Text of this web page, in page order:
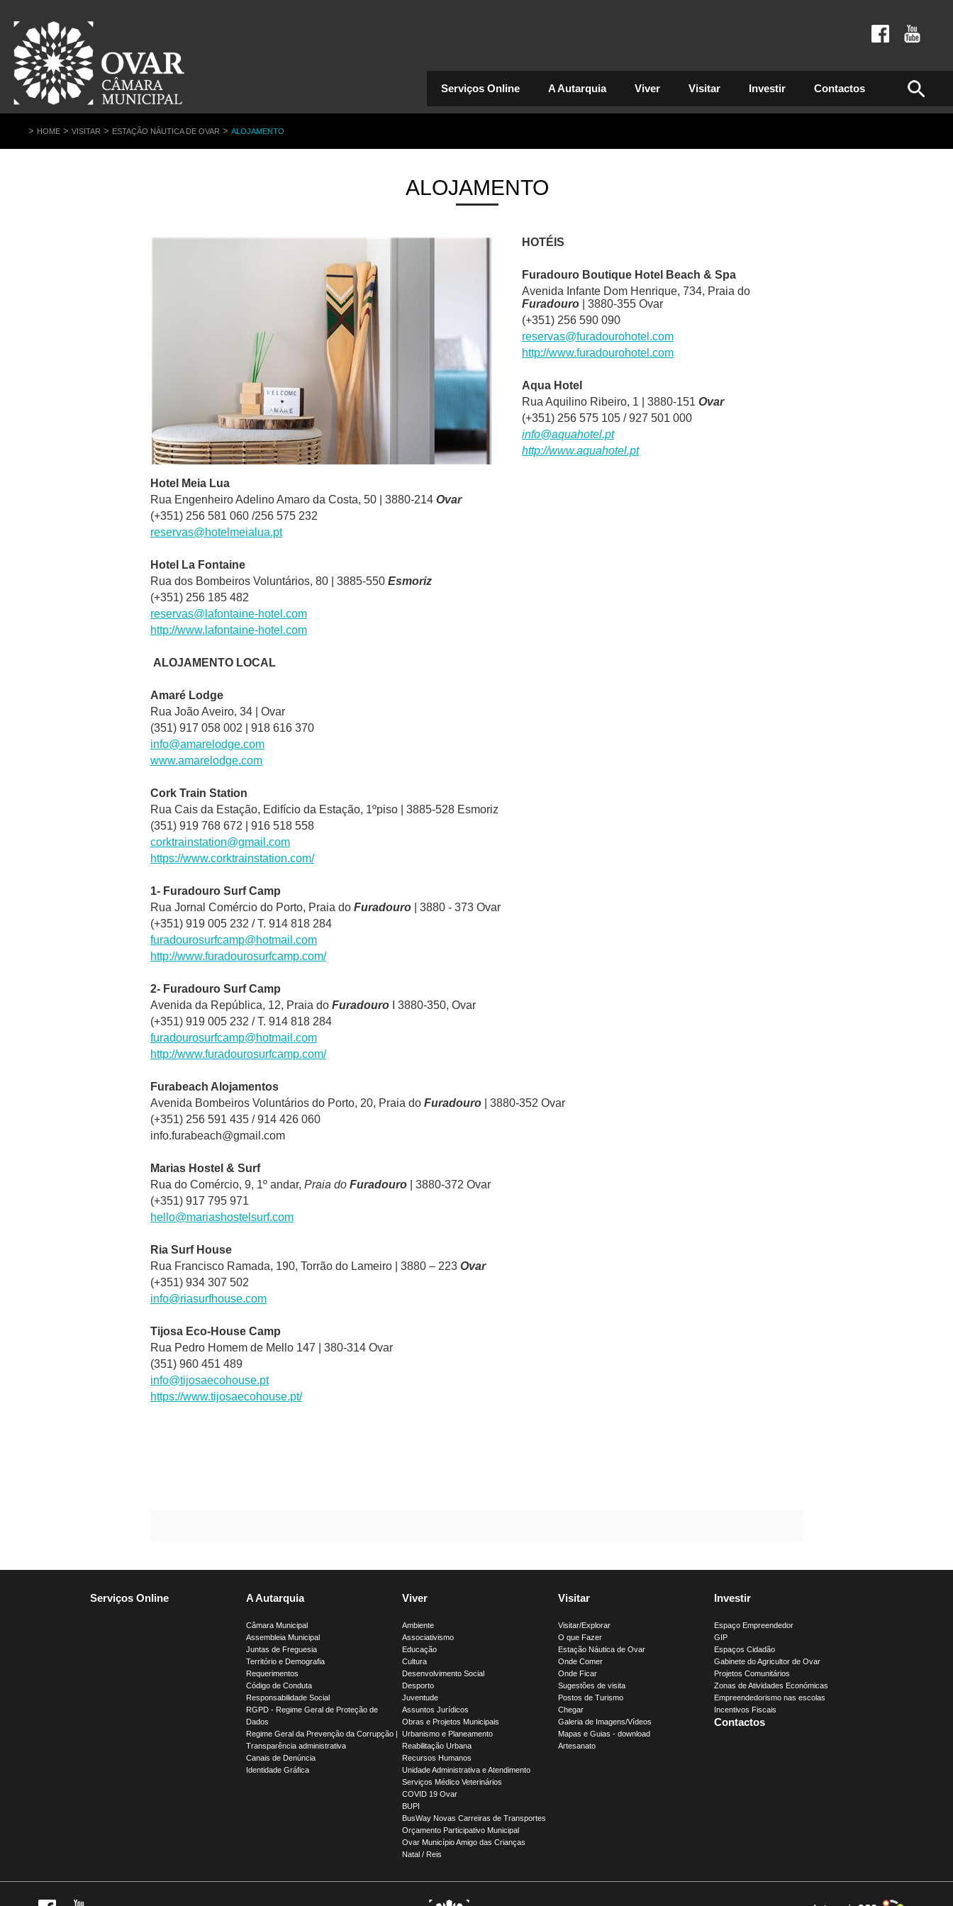
Serviços Online A Autarquia Viver Visitar Investir Contactos
> HOME > VISITAR > ESTAÇÃO NÁUTICA DE OVAR > ALOJAMENTO
ALOJAMENTO
HOTÉIS
Furadouro Boutique Hotel Beach & Spa
Avenida Infante Dom Henrique, 734, Praia do
Furadouro | 3880-355 Ovar
(+351) 256 590 090
reservas@furadourohotel.com
http://www.furadourohotel.com
Aqua Hotel
Rua Aquilino Ribeiro, 1 | 3880-151 Ovar
(+351) 256 575 105 / 927 501 000
info@aquahotel.pt
http://www.aquahotel.pt
Hotel Meia Lua
Rua Engenheiro Adelino Amaro da Costa, 50 | 3880-214 Ovar
(+351) 256 581 060 /256 575 232
reservas@hotelmeialua.pt
Hotel La Fontaine
Rua dos Bombeiros Voluntários, 80 | 3885-550 Esmoriz
(+351) 256 185 482
reservas@lafontaine-hotel.com
http://www.lafontaine-hotel.com
ALOJAMENTO LOCAL
Amaré Lodge
Rua João Aveiro, 34 | Ovar
(351) 917 058 002 | 918 616 370
info@amarelodge.com
www.amarelodge.com
Cork Train Station
Rua Cais da Estação, Edifício da Estação, 1ºpiso | 3885-528 Esmoriz
(351) 919 768 672 | 916 518 558
corktrainstation@gmail.com
https://www.corktrainstation.com/
1- Furadouro Surf Camp
Rua Jornal Comércio do Porto, Praia do Furadouro | 3880 - 373 Ovar
(+351) 919 005 232 / T. 914 818 284
furadourosurfcamp@hotmail.com
http://www.furadourosurfcamp.com/
2- Furadouro Surf Camp
Avenida da República, 12, Praia do Furadouro I 3880-350, Ovar
(+351) 919 005 232 / T. 914 818 284
furadourosurfcamp@hotmail.com
http://www.furadourosurfcamp.com/
Furabeach Alojamentos
Avenida Bombeiros Voluntários do Porto, 20, Praia do Furadouro | 3880-352 Ovar
(+351) 256 591 435 / 914 426 060
info.furabeach@gmail.com
Marias Hostel & Surf
Rua do Comércio, 9, 1º andar, Praia do Furadouro | 3880-372 Ovar
(+351) 917 795 971
hello@mariashostelsurf.com
Ria Surf House
Rua Francisco Ramada, 190, Torrão do Lameiro | 3880 – 223 Ovar
(+351) 934 307 502
info@riasurfhouse.com
Tijosa Eco-House Camp
Rua Pedro Homem de Mello 147 | 380-314 Ovar
(351) 960 451 489
info@tijosaecohouse.pt
https://www.tijosaecohouse.pt/
Serviços Online A Autarquia
Câmara Municipal
Assembleia Municipal
Juntas de Freguesia
Território e Demografia
Requerimentos
Código de Conduta
Responsabilidade Social
RGPD - Regime Geral de Proteção de
Dados
Regime Geral da Prevenção da Corrupção |
Transparência administrativa
Canais de Denúncia
Identidade Gráfica
Viver
Ambiente
Associativismo
Educação
Cultura
Desenvolvimento Social
Desporto
Juventude
Assuntos Jurídicos
Obras e Projetos Municipais
Urbanismo e Planeamento
Reabilitação Urbana
Recursos Humanos
Unidade Administrativa e Atendimento
Serviços Médico Veterinários
COVID 19 Ovar
BUPI
BusWay Novas Carreiras de Transportes
Orçamento Participativo Municipal
Ovar Município Amigo das Crianças
Natal / Reis
Visitar
Visitar/Explorar
O que Fazer
Estação Náutica de Ovar
Onde Comer
Onde Ficar
Sugestões de visita
Postos de Turismo
Chegar
Galeria de Imagens/Vídeos
Mapas e Guias - download
Artesanato
Investir
Espaço Empreendedor
GIP
Espaços Cidadão
Gabinete do Agricultor de Ovar
Projetos Comunitários
Zonas de Atividades Económicas
Empreendedorismo nas escolas
Incentivos Fiscais
Contactos